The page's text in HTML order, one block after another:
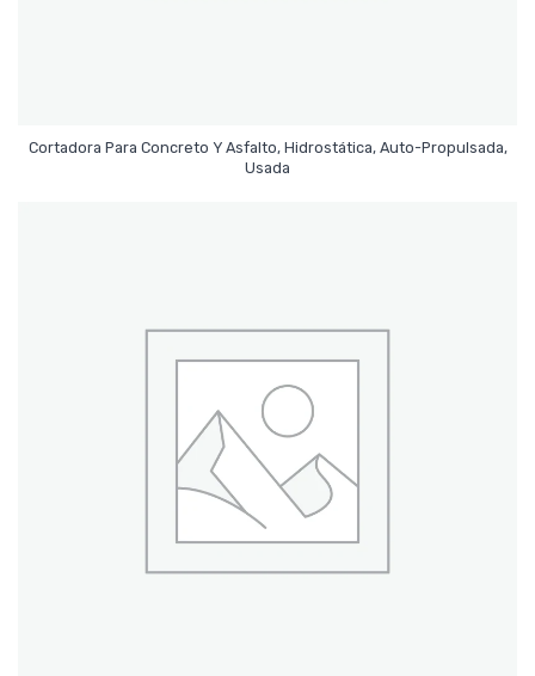
Cortadora Para Concreto Y Asfalto, Hidrostática, Auto-Propulsada,
Usada
Leer Más